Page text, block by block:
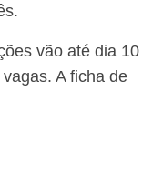
vão até dia 10
A ficha de